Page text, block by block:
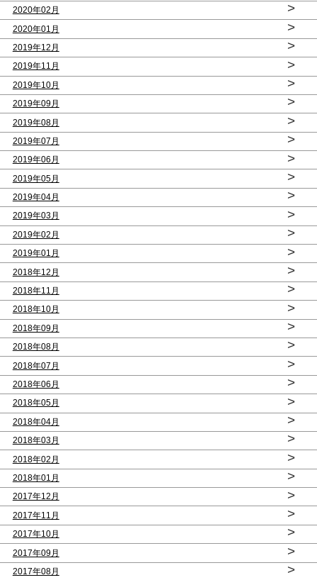
2020年02月 >
2020年01月 >
2019年12月 >
2019年11月 >
2019年10月 >
2019年09月 >
2019年08月 >
2019年07月 >
2019年06月 >
2019年05月 >
2019年04月 >
2019年03月 >
2019年02月 >
2019年01月 >
2018年12月 >
2018年11月 >
2018年10月 >
2018年09月 >
2018年08月 >
2018年07月 >
2018年06月 >
2018年05月 >
2018年04月 >
2018年03月 >
2018年02月 >
2018年01月 >
2017年12月 >
2017年11月 >
2017年10月 >
2017年09月 >
2017年08月 >